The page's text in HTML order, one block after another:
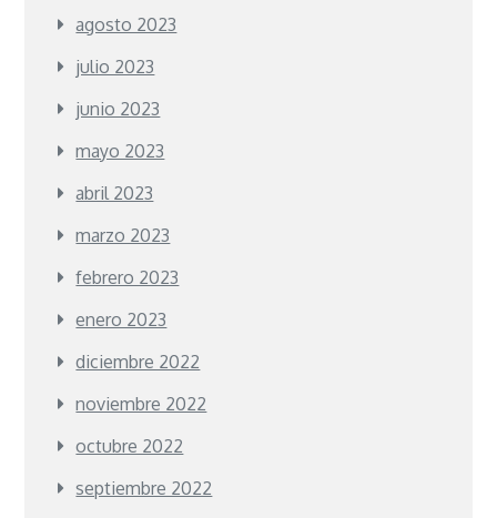
agosto 2023
julio 2023
junio 2023
mayo 2023
abril 2023
marzo 2023
febrero 2023
enero 2023
diciembre 2022
noviembre 2022
octubre 2022
septiembre 2022